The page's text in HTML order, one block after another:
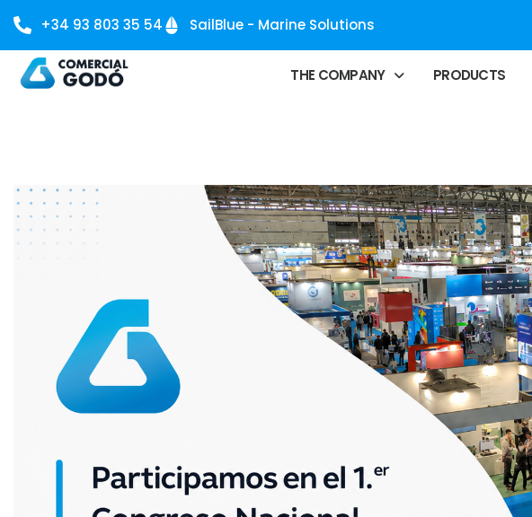
+34 93 803 35 54 SailBlue - Marine Solutions
THE COMPANY PRODUCTS